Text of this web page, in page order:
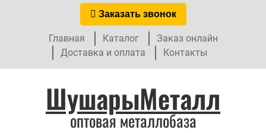
Заказать звонок
Главная Каталог
Заказ онлайн
Доставка и оплата
Контакты
ШушарыМеталл
оптовая металлобаза